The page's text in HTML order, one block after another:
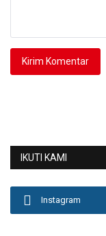
Kirim Komentar
IKUTI KAMI
Instagram